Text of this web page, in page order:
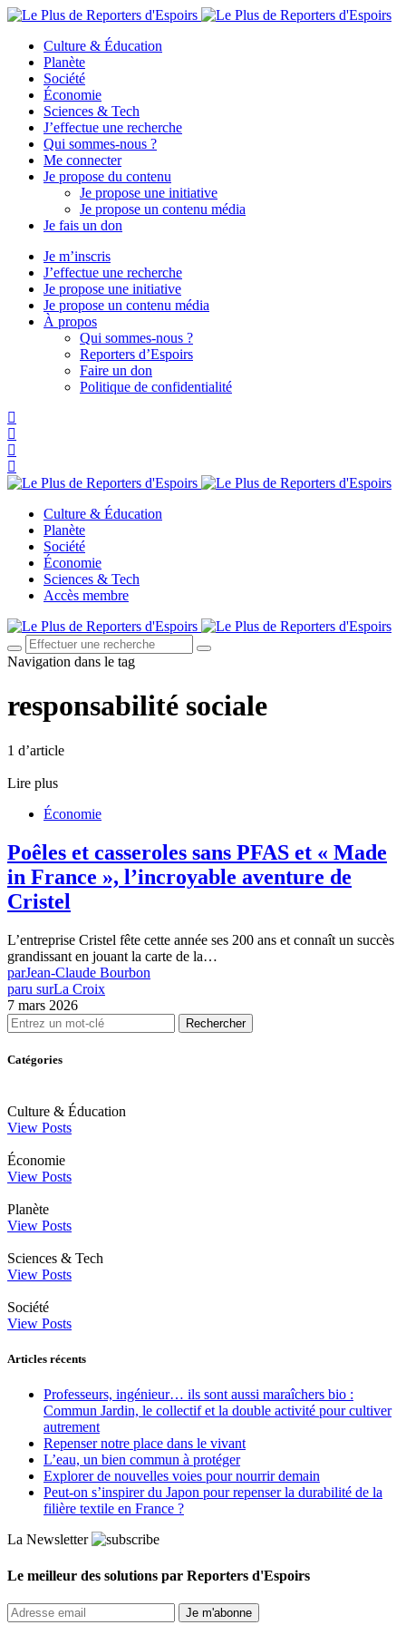
Culture & Éducation
Planète
Société
Économie
Sciences & Tech
J’effectue une recherche
Qui sommes-nous ?
Me connecter
Je propose du contenu
Je propose une initiative
Je propose un contenu média
Je fais un don
Je m’inscris
J’effectue une recherche
Je propose une initiative
Je propose un contenu média
À propos
Qui sommes-nous ?
Reporters d’Espoirs
Faire un don
Politique de confidentialité
Culture & Éducation
Planète
Société
Économie
Sciences & Tech
Accès membre
Navigation dans le tag
responsabilité sociale
1 d’article
Lire plus
Économie
Poêles et casseroles sans PFAS et « Made
in France », l’incroyable aventure de
Cristel
L’entreprise Cristel fête cette année ses 200 ans et connaît un succès
grandissant en jouant la carte de la…
parJean-Claude Bourbon
paru surLa Croix
7 mars 2026
Rechercher
Catégories
Culture & Éducation
View Posts
Économie
View Posts
Planète
View Posts
Sciences & Tech
View Posts
Société
View Posts
Articles récents
Professeurs, ingénieur… ils sont aussi maraîchers bio :
Commun Jardin, le collectif et la double activité pour cultiver
autrement
Repenser notre place dans le vivant
L’eau, un bien commun à protéger
Explorer de nouvelles voies pour nourrir demain
Peut‑on s’inspirer du Japon pour repenser la durabilité de la
filière textile en France ?
La Newsletter
Le meilleur des solutions par Reporters d'Espoirs